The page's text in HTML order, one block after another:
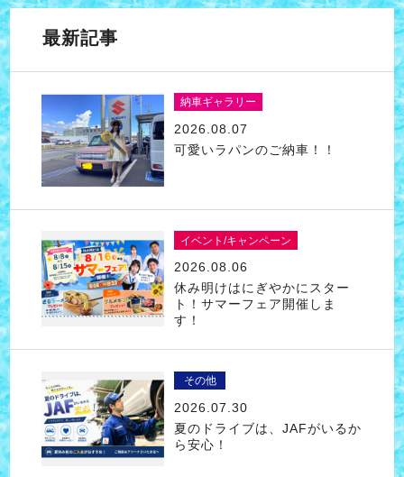
最新記事
納車ギャラリー
2026.08.07
可愛いラパンのご納車！！
イベント/キャンペーン
2026.08.06
休み明けはにぎやかにスター
ト！サマーフェア開催しま
す！
その他
2026.07.30
夏のドライブは、JAFがいるか
ら安心！